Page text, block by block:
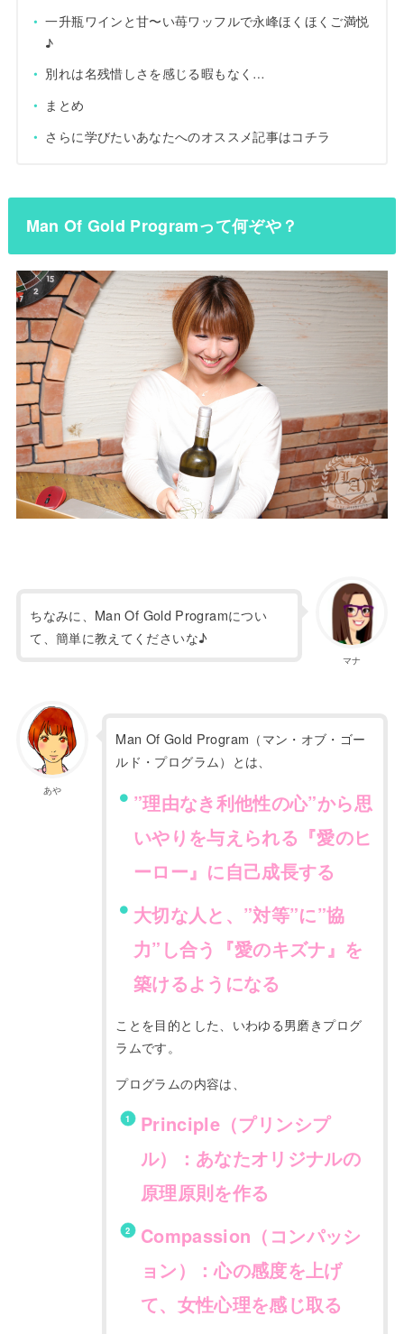
一升瓶ワインと甘〜い苺ワッフルで永峰ほくほくご満悦
♪
別れは名残惜しさを感じる暇もなく…
まとめ
さらに学びたいあなたへのオススメ記事はコチラ
Man Of Gold Programって何ぞや？
マナ
ちなみに、Man Of Gold Programについ
て、簡単に教えてくださいな♪
あや
Man Of Gold Program（マン・オブ・ゴー
ルド・プログラム）とは、
”理由なき利他性の心”から思
いやりを与えられる『愛のヒ
ーロー』に自己成長する
大切な人と、”対等”に”協
力”し合う『愛のキズナ』を
築けるようになる
ことを目的とした、いわゆる男磨きプログ
ラムです。
プログラムの内容は、
Principle（プリンシプ
ル）：あなたオリジナルの
原理原則を作る
Compassion（コンパッシ
ョン）：心の感度を上げ
て、女性心理を感じ取る